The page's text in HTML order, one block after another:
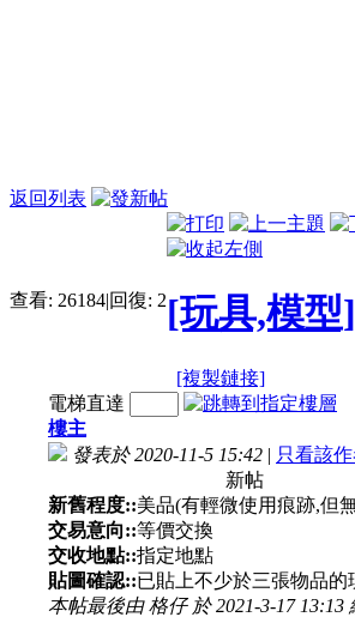
返回列表
查看: 26184|回復: 2[玩具,模型]
[複製鏈接]
電梯直達
樓主
發表於 2020-11-5 15:42 | 只看該
新帖
新舊程度::美品(有輕微使用痕跡,但
交易意向::等價交換
交收地點::指定地點
貼圖確認::已貼上不少於三張物品的
本帖最後由 格仔 於 2021-3-17 13:13